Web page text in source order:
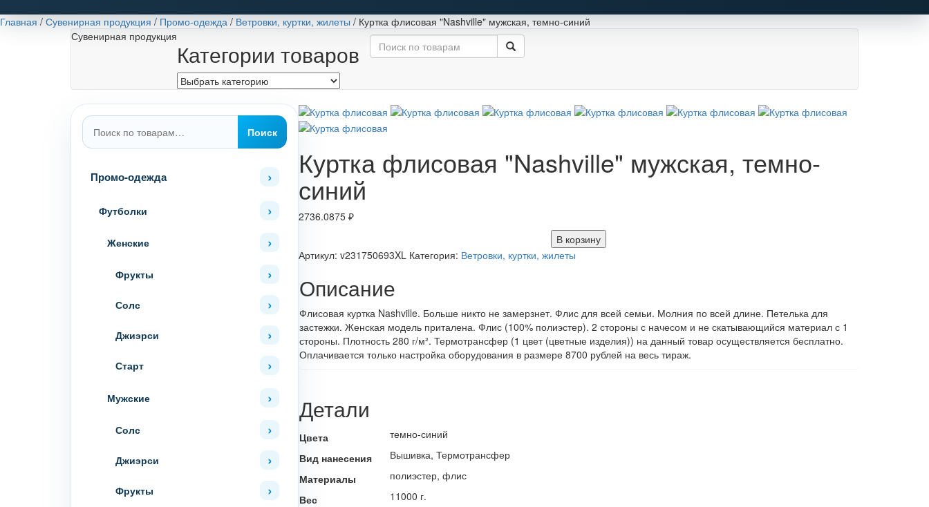
Главная / Сувенирная продукция / Промо-одежда / Ветровки, куртки, жилеты / Куртка флисовая "Nashville" мужская, темно-синий
Сувенирная продукция
Категории товаров
Искать:
Поиск
Промо-одежда
Футболки
Женские
Фрукты
Солс
Джиэрси
Старт
Мужские
Солс
Джиэрси
Фрукты
Куртка флисовая "Nashville" мужская, темно-
синий
2736.0875 ₽
В корзину
Артикул: v231750693XL Категория: Ветровки, куртки, жилеты
Описание
Флисовая куртка Nashville. Больше никто не замерзнет. Флис для всей семьи. Молния по всей длине. Петелька для
застежки. Женская модель приталена. Флис (100% полиэстер). 2 стороны с начесом и не скатывающийся материал с 1
стороны. Плотность 280 г/м². Термотрансфер (1 цвет (цветные изделия)) на данный товар осуществляется бесплатно.
Оплачивается только настройка оборудования в размере 8700 рублей на весь тираж.
Детали
Цвета
темно-синий
Вид нанесения
Вышивка, Термотрансфер
Материалы
полиэстер, флис
Вес
11000 г.